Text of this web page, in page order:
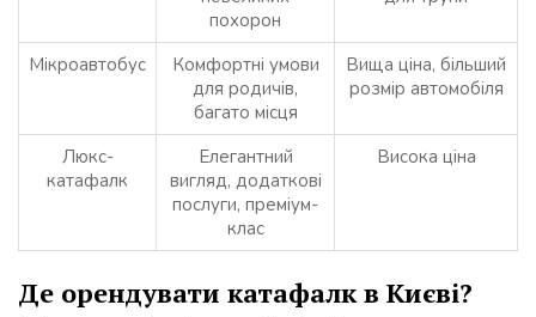
похорон
Мікроавтобус
Комфортні умови
для родичів,
багато місця
Вища ціна, більший
розмір автомобіля
Люкс-
катафалк
Елегантний
вигляд, додаткові
послуги, преміум-
клас
Висока ціна
Де орендувати катафалк в Києві?